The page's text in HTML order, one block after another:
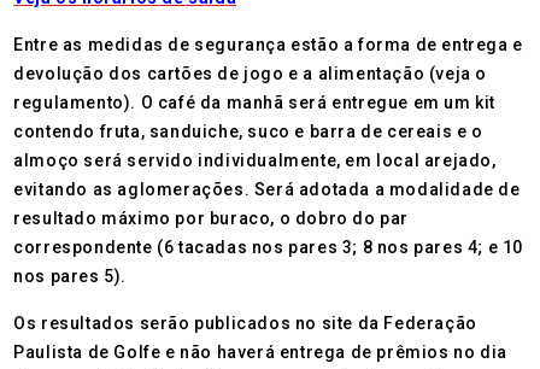
Entre as medidas de segurança estão a forma de entrega e
devolução dos cartões de jogo e a alimentação (veja o
regulamento). O café da manhã será entregue em um kit
contendo fruta, sanduiche, suco e barra de cereais e o
almoço será servido individualmente, em local arejado,
evitando as aglomerações. Será adotada a modalidade de
resultado máximo por buraco, o dobro do par
correspondente (6 tacadas nos pares 3; 8 nos pares 4; e 10
nos pares 5).
Os resultados serão publicados no site da Federação
Paulista de Golfe e não haverá entrega de prêmios no dia